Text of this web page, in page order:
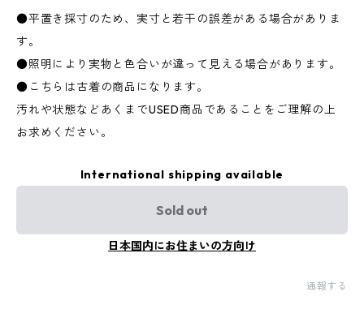
●平置き採寸のため、実寸と若干の誤差がある場合がありま
す。
●照明により実物と色合いが違って見える場合があります。
●こちらは古着の商品になります。
汚れや状態などあくまでUSED商品であることをご理解の上
お求めください。
International shipping available
Sold out
日本国内にお住まいの方向け
通報する